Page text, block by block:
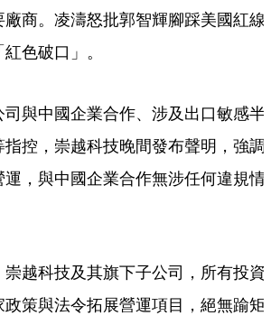
商。凌濤怒批郭智輝腳踩美國紅線
色破口」。
與中國企業合作、涉及出口敏感半
控，崇越科技晚間發布聲明，強調
運，與中國企業合作無涉任何違規情
越科技及其旗下子公司，所有投資
策與法令拓展營運項目，絕無踰矩